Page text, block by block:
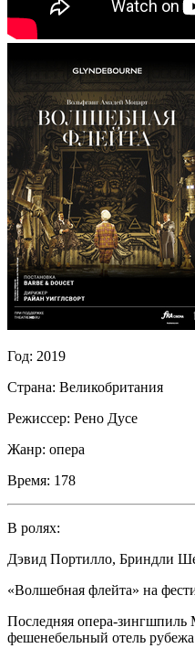
Год: 2019
Страна: Великобритания
Режиссер: Рено Дусе
Жанр: опера
Время: 178
В ролях:
Дэвид Портилло, Бриндли
«Волшебная флейта» на
Последняя опера-зингшпиль
фешенебельный отель